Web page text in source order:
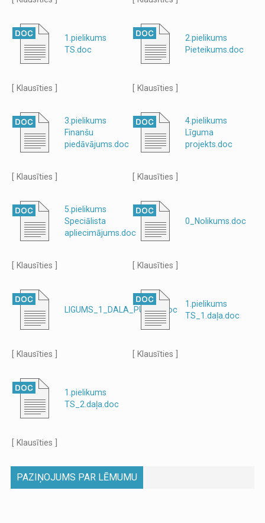
1.pielikums
TS.doc
[ Klausīties ]
2.pielikums
Pieteikums.doc
[ Klausīties ]
3.pielikums
Finanšu
piedāvājums.doc
[ Klausīties ]
4.pielikums
Līguma
projekts.doc
[ Klausīties ]
5.pielikums
Speciālista
apliecimājums.doc
[ Klausīties ]
0_Nolikums.doc
[ Klausīties ]
LIGUMS_1_DALA_PUBLIC.doc
[ Klausīties ]
1.pielikums
TS_1.daļa.doc
[ Klausīties ]
1.pielikums
TS_2.daļa.doc
[ Klausīties ]
PAZIŅOJUMS PAR LĒMUMU